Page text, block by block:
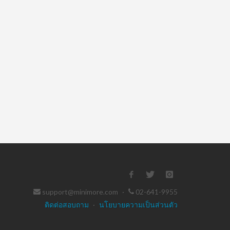
support@minimore.com ·
02-641-9955
ติดต่อสอบถาม · นโยบายความเป็นส่วนตัว